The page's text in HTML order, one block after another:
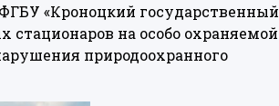
«Кроноцкий государственный
стационаров на особо охраняемой
природоохранного